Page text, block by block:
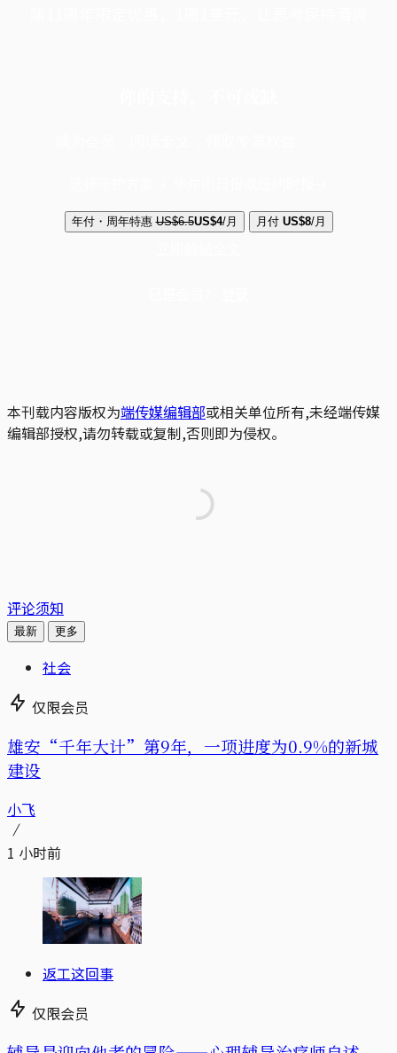
年付・周年特惠 US$6.5US$4/月 月付 US$8/月
本刊载内容版权为端传媒编辑部或相关单位所有,未经端传媒
编辑部授权,请勿转载或复制,否则即为侵权。
评论须知
最新 更多
社会
仅限会员
雄安“千年大计”第9年，一项进度为0.9%的新城
建设
小飞
1 小时前
返工这回事
仅限会员